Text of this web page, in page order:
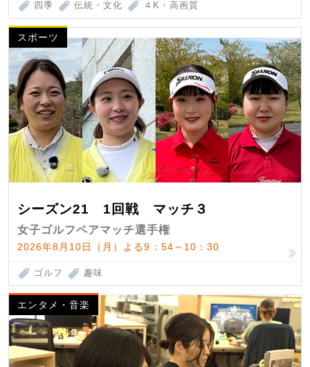
四季 伝統・文化 ４K・高画質
スポーツ
シーズン21 1回戦 マッチ３
女子ゴルフペアマッチ選手権
2026年8月10日（月）よる9：54～10：30
ゴルフ 趣味
エンタメ・音楽